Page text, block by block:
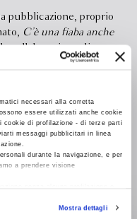
necessari alla corretta
essere utilizzati anche cookie
cookie di profilazione - di terze parti
messaggi pubblicitari in linea
durante la navigazione, e per
a prendere visione
RevocaMostra dettagli
pubblicazione, proprio
C’è una fiaba anche
collaborazione di
riceverà un euro
streghe che